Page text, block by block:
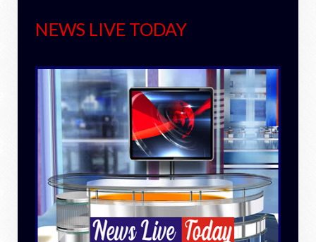
NEWS LIVE TODAY